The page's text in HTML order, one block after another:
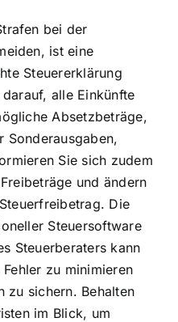
bei der
ist eine
Steuererklärung
alle Einkünfte
Absetzbeträge,
Sonderausgaben,
Sie sich zudem
und ändern
Die
Steuersoftware
Steuerberaters kann
zu minimieren
zu sichern. Behalten
im Blick, um